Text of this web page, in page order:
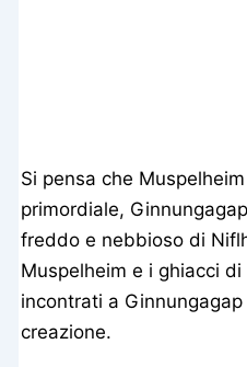
Si pensa che
primordiale,
freddo e nebbioso di
Muspelheim e i ghiacci
incontrati a
creazione.